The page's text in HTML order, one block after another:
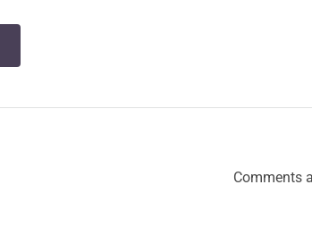
Comments